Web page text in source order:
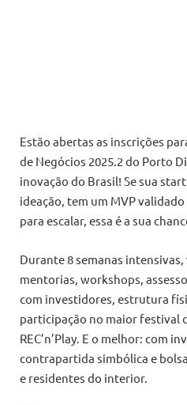
Estão abertas as inscrições
de Negócios 2025.2 do Porto
inovação do Brasil! Se sua
ideação, tem um MVP
para escalar, essa é a sua
Durante 8 semanas intensivas,
mentorias, workshops,
com investidores, estrutura
participação no maior festival
REC’n’Play. E o melhor: com
contrapartida simbólica e
e residentes do interior.